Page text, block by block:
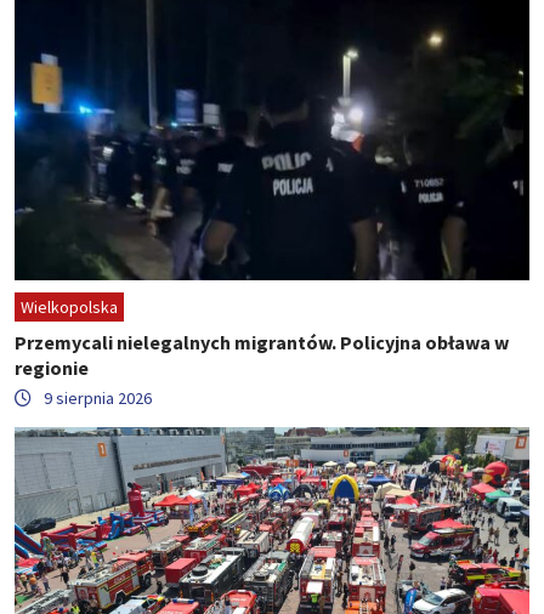
Wielkopolska
Przemycali nielegalnych migrantów. Policyjna obława w
regionie
9 sierpnia 2026